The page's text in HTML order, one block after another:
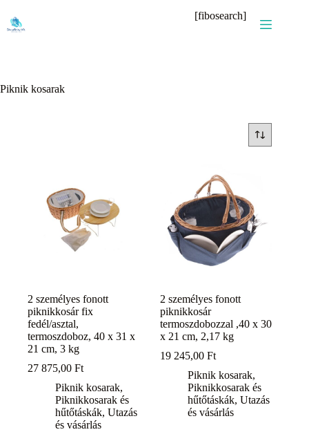
content
[fibosearch]
Piknik kosarak
2 személyes fonott
piknikkosár fix
fedél/asztal,
termoszdoboz, 40 x 31 x
21 cm, 3 kg
27 875,00 Ft
Piknik kosarak,
Piknikkosarak és
hűtőtáskák, Utazás
és vásárlás
2 személyes fonott
piknikkosár
termoszdobozzal ,40 x 30
x 21 cm, 2,17 kg
19 245,00Ft
Piknik kosarak,
Piknikkosarak és
hűtőtáskák,Utazás
és vásárlás